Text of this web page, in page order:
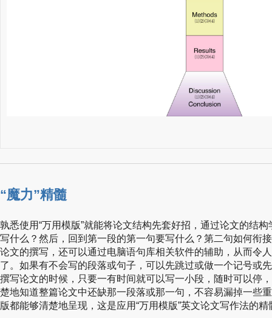
“魔力”精髓
孰悉使用“万用模版”就能将论文结构先套好招，通过论文的结
写什么？然后，回到第一段的第一句要写什么？第二句如何衔
论文的撰写，还可以通过电脑语句库相关软件的辅助，从而令
了。如果有不会写的段落或句子，可以先跳过或做一个记号或
撰写论文的时候，只要一有时间就可以写一小段，随时可以停
楚地知道整篇论文中还缺那一段落或那一句，不容易漏掉一些
版都能够清楚地呈现，这是应用“万用模版”英文论文写作法的精